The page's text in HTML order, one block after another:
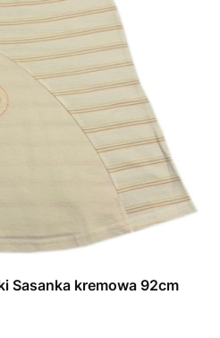
Sasanka kremowa 92cm